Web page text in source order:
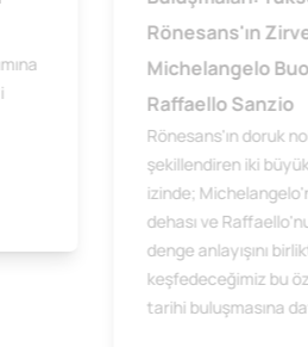
Rönesans'ın
Michelangelo
Raffaello Sanzio
Rönesans'ın doruk
şekillendiren iki
izinde;
dehası ve
denge anlayışını
keşfedeceğimiz bu
tarihi buluşmasına